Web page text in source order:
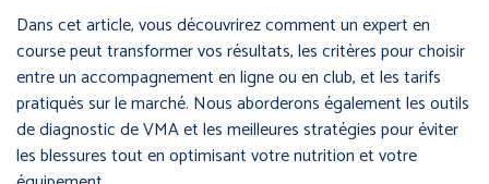
Dans cet article, vous découvrirez comment un expert en
course peut transformer vos résultats, les critères pour choisir
entre un accompagnement en ligne ou en club, et les tarifs
pratiqués sur le marché. Nous aborderons également les outils
de diagnostic de VMA et les meilleures stratégies pour éviter
les blessures tout en optimisant votre nutrition et votre